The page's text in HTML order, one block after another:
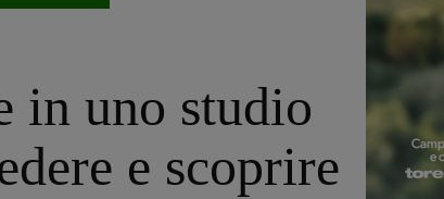
in uno studio
e scoprire